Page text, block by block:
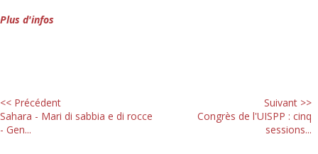
Plus d'infos
<< Précédent
Sahara - Mari di sabbia e di rocce
- Gen...
Suivant >>
Congrès de l'UISPP : cinq
sessions...